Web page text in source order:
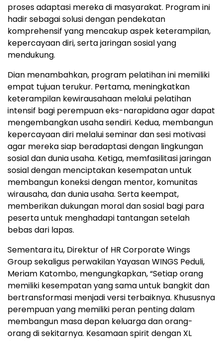
proses adaptasi mereka di masyarakat. Program ini
hadir sebagai solusi dengan pendekatan
komprehensif yang mencakup aspek keterampilan,
kepercayaan diri, serta jaringan sosial yang
mendukung.
Dian menambahkan, program pelatihan ini memiliki
empat tujuan terukur. Pertama, meningkatkan
keterampilan kewirausahaan melalui pelatihan
intensif bagi perempuan eks-narapidana agar dapat
mengembangkan usaha sendiri. Kedua, membangun
kepercayaan diri melalui seminar dan sesi motivasi
agar mereka siap beradaptasi dengan lingkungan
sosial dan dunia usaha. Ketiga, memfasilitasi jaringan
sosial dengan menciptakan kesempatan untuk
membangun koneksi dengan mentor, komunitas
wirausaha, dan dunia usaha. Serta keempat,
memberikan dukungan moral dan sosial bagi para
peserta untuk menghadapi tantangan setelah
bebas dari lapas.
Sementara itu, Direktur of HR Corporate Wings
Group sekaligus perwakilan Yayasan WINGS Peduli,
Meriam Katombo, mengungkapkan, “Setiap orang
memiliki kesempatan yang sama untuk bangkit dan
bertransformasi menjadi versi terbaiknya. Khususnya
perempuan yang memiliki peran penting dalam
membangun masa depan keluarga dan orang-
orang di sekitarnya. Kesamaan spirit dengan XL